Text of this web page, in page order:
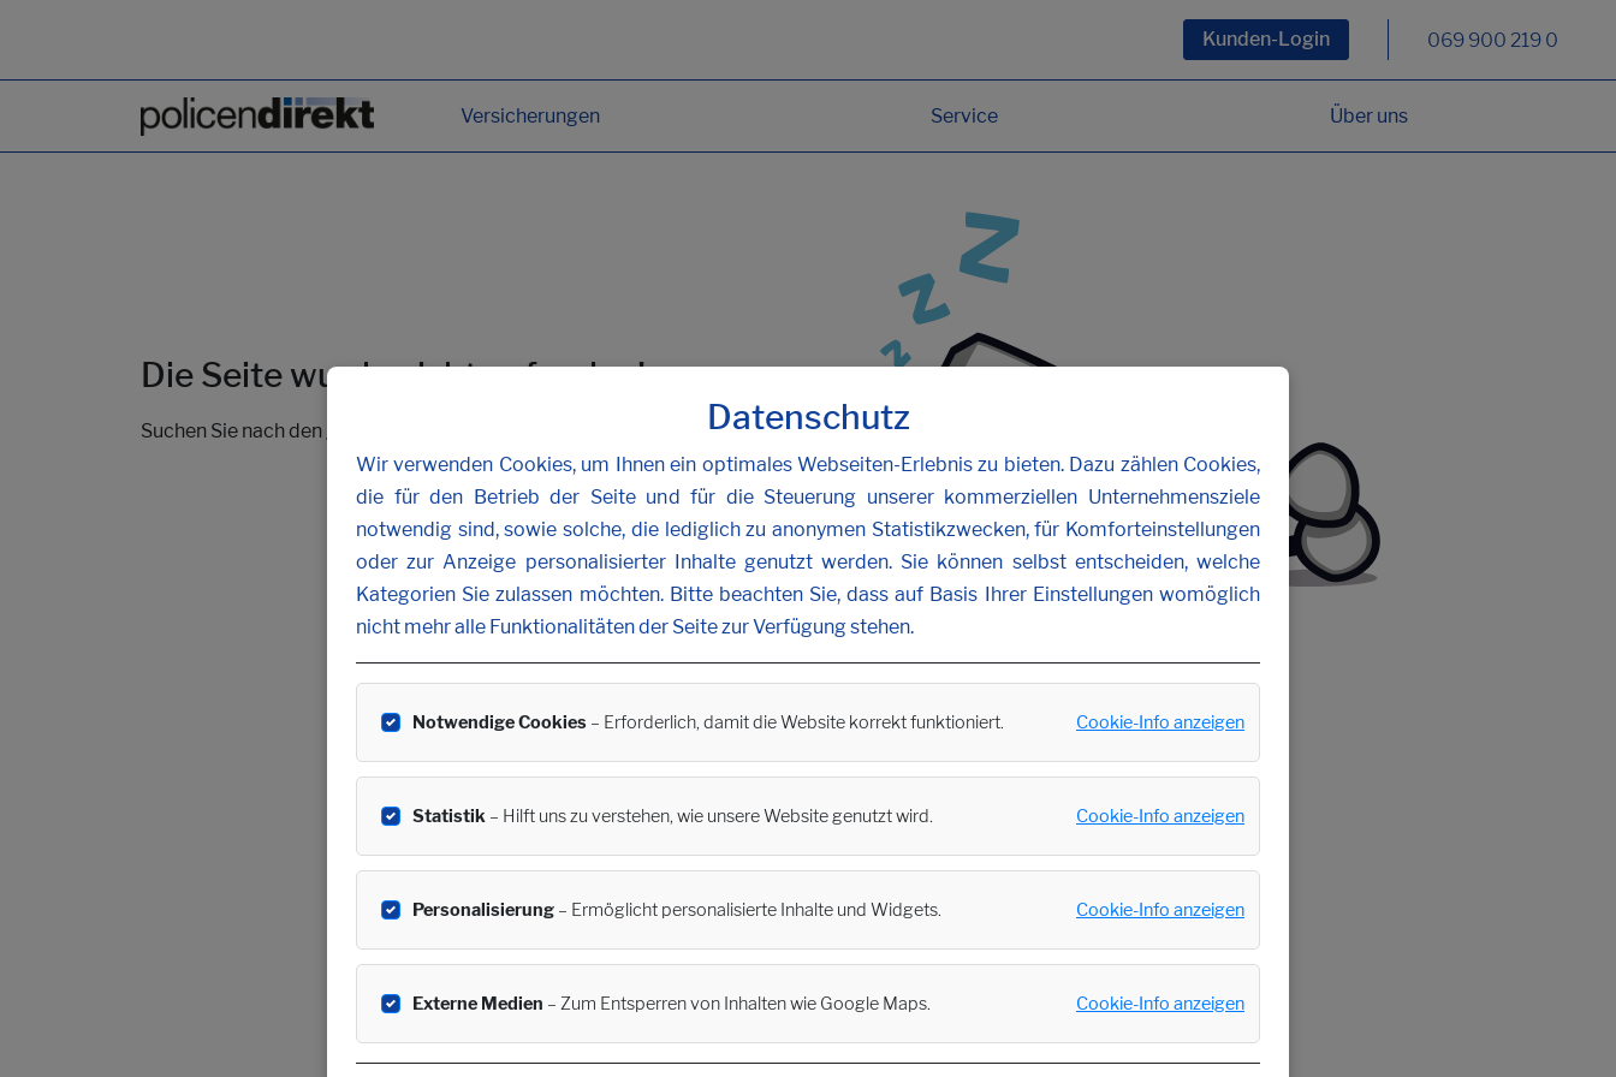
Kunden-Login 069 900 219 0
Versicherungen Service Über uns
Die Seite wurde nicht gefunden!
Suchen Sie nach den gewünschten Inhalten oder kontaktieren Sie uns.
Datenschutz
Wir verwenden Cookies, um Ihnen ein optimales Webseiten-Erlebnis zu bieten. Dazu zählen Cookies,
die für den Betrieb der Seite und für die Steuerung unserer kommerziellen Unternehmensziele
notwendig sind, sowie solche, die lediglich zu anonymen Statistikzwecken, für Komforteinstellungen
oder zur Anzeige personalisierter Inhalte genutzt werden. Sie können selbst entscheiden, welche
Kategorien Sie zulassen möchten. Bitte beachten Sie, dass auf Basis Ihrer Einstellungen womöglich
nicht mehr alle Funktionalitäten der Seite zur Verfügung stehen.
Notwendige Cookies – Erforderlich, damit die Website korrekt funktioniert. Cookie-Info anzeigen
Statistik – Hilft uns zu verstehen, wie unsere Website genutzt wird. Cookie-Info anzeigen
Personalisierung – Ermöglicht personalisierte Inhalte und Widgets. Cookie-Info anzeigen
Externe Medien – Zum Entsperren von Inhalten wie Google Maps. Cookie-Info anzeigen